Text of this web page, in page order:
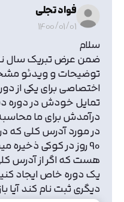
فواد تجلی
1400/01/01
سلام
ضمن عرض تبریک سال
توضیحات و ویدئو
اختصاصی برای یکی از
تمایل خودش در دوره
درآمدش برای ما
در مورد آدرس کلی که
90 روز در کوکی
هست که اگر از آدرس
دیگری ثبت نام کند آیا